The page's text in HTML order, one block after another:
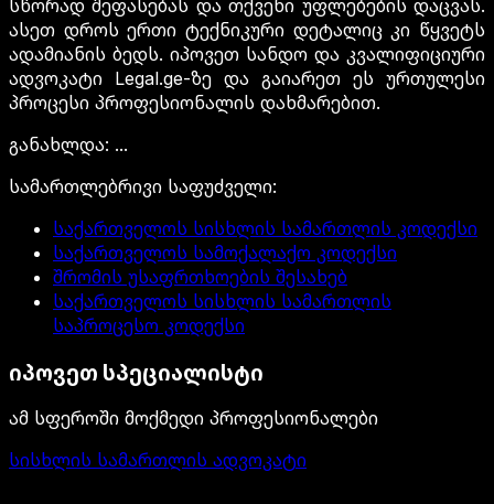
სწორად შეფასებას და თქვენი უფლებების დაცვას.
ასეთ დროს ერთი ტექნიკური დეტალიც კი წყვეტს
ადამიანის ბედს. იპოვეთ სანდო და კვალიფიციური
ადვოკატი Legal.ge-ზე და გაიარეთ ეს ურთულესი
პროცესი პროფესიონალის დახმარებით.
განახლდა: ...
სამართლებრივი საფუძველი:
საქართველოს სისხლის სამართლის კოდექსი
საქართველოს სამოქალაქო კოდექსი
შრომის უსაფრთხოების შესახებ
საქართველოს სისხლის სამართლის
საპროცესო კოდექსი
იპოვეთ სპეციალისტი
ამ სფეროში მოქმედი პროფესიონალები
სისხლის სამართლის ადვოკატი